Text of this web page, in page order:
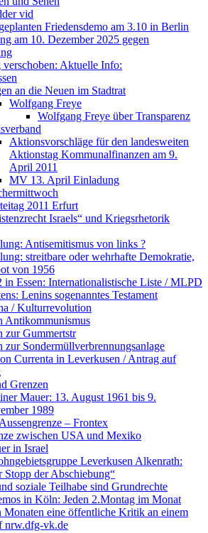
vid
Friedensdemo am 3.10 in Berlin
am 10. Dezember 2025 gegen
Aktuelle Info:
an die Neuen im Stadtrat
Wolfgang Freye
Wolfgang Freye über Transparenz
Aktionsvorschläge für den landesweiten
Aktionstag Kommunalfinanzen am 9.
April 2011
MV 13. April Einladung
2011 Erfurt
Israels“ und Kriegsrhetorik
Antisemitismus von links ?
streitbare oder wehrhafte Demokratie,
von 1956
Essen: Internationalistische Liste / MLPD
Lenins sogenanntes Testament
/ Kulturrevolution
Antikommunismus
zur Gummertstr
zur Sondermüllverbrennungsanlage
Currenta in Leverkusen / Antrag auf
Grenzen
Mauer: 13. August 1961 bis 9.
1989
– Frontex
zwischen USA und Mexiko
in Israel
Leverkusen Alkenrath:
Stopp der Abschiebung“
soziale Teilhabe sind Grundrechte
in Köln: Jeden 2.Montag im Monat
Monaten eine öffentliche Kritik an einem
nrw.dfg-vk.de